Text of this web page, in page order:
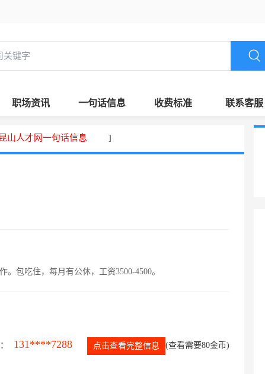
职场资讯 一句话信息 收费标准 联系客服
山人才网一句话信息 ]
包吃住，每月有公休，工资3500-4500。
131****7288 点击查看完整信息 (查看需要80金币)